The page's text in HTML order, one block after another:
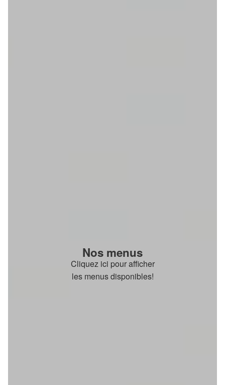
Nos menus
Cliquez ici pour afficher
les menus disponibles!